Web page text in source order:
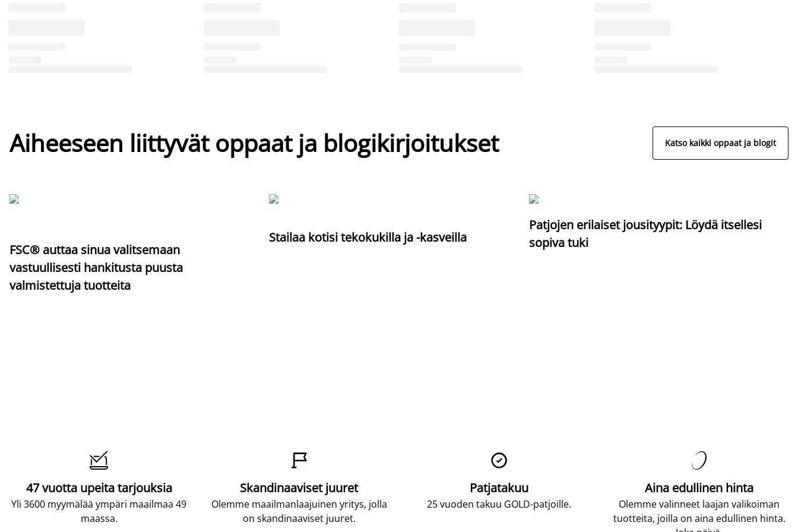
Aiheeseen liittyvät oppaat ja blogikirjoitukset Katso kaikki oppaat ja blogit
FSC® auttaa sinua valitsemaan
vastuullisesti hankitusta puusta
valmistettuja tuotteita
Stailaa kotisi tekokukilla ja -kasveilla
Patjojen erilaiset jousityypit: Löydä itsellesi
sopiva tuki

47 vuotta upeita tarjouksia
Yli 3600 myymälää ympäri maailmaa 49
maassa.

Skandinaaviset juuret
Olemme maailmanlaajuinen yritys, jolla
on skandinaaviset juuret.

Patjatakuu
25 vuoden takuu GOLD-patjoille.

Aina edullinen hinta
Olemme valinneet laajan valikoiman
tuotteita, joilla on aina edullinen hinta.